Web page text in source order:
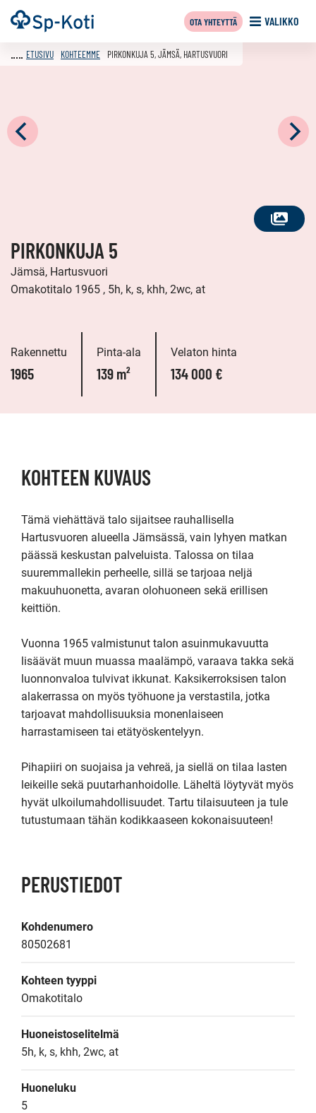
Siirry
sisältöön
Etusivu VALIKKO
OTA YHTEYTTÄ
KATSO
ETUSIVU KOHTEEMME PIRKONKUJA 5, JÄMSÄ, HARTUSVUORI
PIRKONKUJA 5
Jämsä, Hartusvuori
Omakotitalo 1965 , 5h, k, s, khh, 2wc, at
Rakennettu
1965
Pinta-ala
139 m²
Velaton hinta
134 000 €
KOHTEEN KUVAUS
Tämä viehättävä talo sijaitsee rauhallisella
Hartusvuoren alueella Jämsässä, vain lyhyen matkan
päässä keskustan palveluista. Talossa on tilaa
suuremmallekin perheelle, sillä se tarjoaa neljä
makuuhuonetta, avaran olohuoneen sekä erillisen
keittiön.
Vuonna 1965 valmistunut talon asuinmukavuutta
lisäävät muun muassa maalämpö, varaava takka sekä
luonnonvaloa tulvivat ikkunat. Kaksikerroksisen talon
alakerrassa on myös työhuone ja verstastila, jotka
tarjoavat mahdollisuuksia monenlaiseen
harrastamiseen tai etätyöskentelyyn.
Pihapiiri on suojaisa ja vehreä, ja siellä on tilaa lasten
leikeille sekä puutarhanhoidolle. Läheltä löytyvät myös
hyvät ulkoilumahdollisuudet. Tartu tilaisuuteen ja tule
tutustumaan tähän kodikkaaseen kokonaisuuteen!
PERUSTIEDOT
Kohdenumero
80502681
Kohteen tyyppi
Omakotitalo
Huoneistoselitelmä
5h, k, s, khh, 2wc, at
Huoneluku
5